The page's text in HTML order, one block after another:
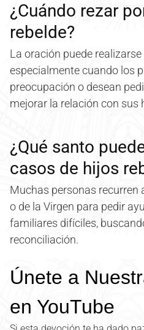
¿Cuándo rezar
rebelde?
La oración puede
especialmente cuando los
preocupación o desean
mejorar la relación con sus
¿Qué santo
casos de hijos
Muchas personas recurren
o de la Virgen para pedir
familiares difíciles,
reconciliación.
Únete a
en YouTube